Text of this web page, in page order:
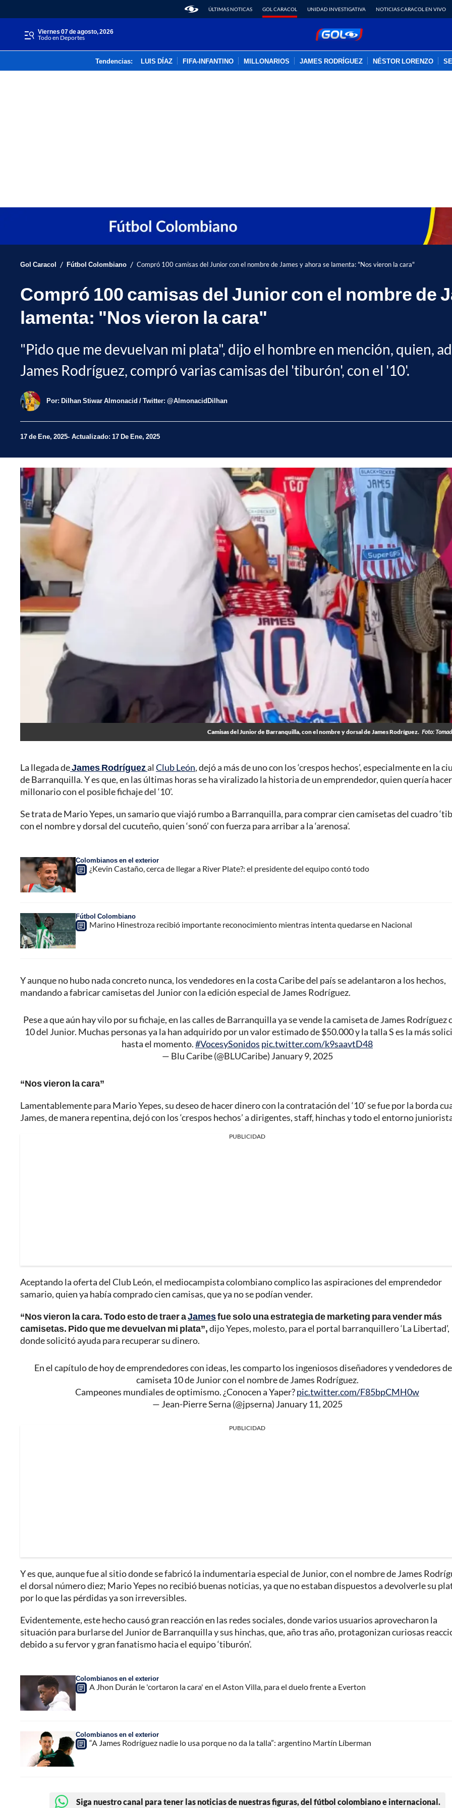
ÚLTIMAS NOTICAS GOL CARACOL UNIDAD INVESTIGATIVA NOTICIAS CARACOL EN VIVO
viernes 07 de agosto, 2026
Todo en Deportes
Tendencias: LUIS DÍAZ FIFA-INFANTINO MILLONARIOS JAMES RODRÍGUEZ NÉSTOR LORENZO
Gol Caracol / Fútbol Colombiano / Compró 100 camisas del Junior con el nombre de James y ahora se lamenta: "Nos vieron la cara"
Compró 100 camisas del Junior con el nombre de
lamenta: "Nos vieron la cara"
"Pido que me devuelvan mi plata", dijo el hombre en mención, quien,
James Rodríguez, compró varias camisas del 'tiburón', con el '10'.
Por: Dilhan Stiwar Almonacid / Twitter: @AlmonacidDilhan
17 de Ene, 2025 Actualizado: 17 De Ene, 2025
Camisas del Junior de Barranquilla, con el nombre y dorsal de James Rodríguez. Foto:
La llegada deJames Rodríguezal Club León, dejó a más de uno con los ‘crespos hechos’, especialmente en la
de Barranquilla. Y es que, en las últimas horas se ha viralizado la historia de un emprendedor, quien quería
millonario con el posible fichaje del ‘10’.
Se trata de Mario Yepes, un samario que viajó rumbo a Barranquilla, para comprar cien camisetas del cuadro
con el nombre y dorsal del cucuteño, quien ‘sonó’ con fuerza para arribar a la ‘arenosa’.
Colombianos en el exterior
¿Kevin Castaño, cerca de llegar a River Plate?: el presidente del equipo contó todo
Fútbol Colombiano
Marino Hinestroza recibió importante reconocimiento mientras intenta quedarse en Nacional
Y aunque no hubo nada concreto nunca, los vendedores en la costa Caribe del país se adelantaron a los hechos,
mandando a fabricar camisetas del Junior con la edición especial de James Rodríguez.
Pese a que aún hay vilo por su fichaje, en las calles de Barranquilla ya se vende la camiseta de James Rodríguez
10 del Junior. Muchas personas ya la han adquirido por un valor estimado de $50.000 y la talla S es la más
hasta el momento.#VocesySonidos pic.twitter.com/k9saavtD48
— Blu Caribe (@BLUCaribe) January 9, 2025
“Nos vieron la cara”
Lamentablemente para Mario Yepes, su deseo de hacer dinero con la contratación del ‘10’ se fue por la borda
James, de manera repentina, dejó con los ‘crespos hechos’ a dirigentes, staff, hinchas y todo el entorno
PUBLICIDAD
Aceptando la oferta del Club León, el mediocampista colombiano complico las aspiraciones del emprendedor
samario, quien ya había comprado cien camisas, que ya no se podían vender.
“Nos vieron la cara. Todo esto de traer aJamesfue solo una estrategia de marketing para vender más
camisetas. Pido que me devuelvan mi plata”,dijo Yepes, molesto, para el portal barranquillero ‘La Libertad’,
donde solicitó ayuda para recuperar su dinero.
En el capítulo de hoy de emprendedores con ideas, les comparto los ingeniosos diseñadores y vendedores
camiseta 10 de Junior con el nombre de James Rodríguez.
Campeones mundiales de optimismo. ¿Conocen a Yaper?pic.twitter.com/F85bpCMH0w
— Jean-Pierre Serna (@jpserna) January 11, 2025
PUBLICIDAD
Y es que, aunque fue al sitio donde se fabricó la indumentaria especial de Junior, con el nombre de James
el dorsal número diez; Mario Yepes no recibió buenas noticias, ya que no estaban dispuestos a devolverle su
por lo que las pérdidas ya son irreversibles.
Evidentemente, este hecho causó gran reacción en las redes sociales, donde varios usuarios aprovecharon la
situación para burlarse del Junior de Barranquilla y sus hinchas, que, año tras año, protagonizan curiosas
debido a su fervor y gran fanatismo hacia el equipo ‘tiburón’.
Colombianos en el exterior
A Jhon Durán le 'cortaron la cara' en el Aston Villa, para el duelo frente a Everton
Colombianos en el exterior
“A James Rodríguez nadie lo usa porque no da la talla”: argentino Martín Líberman
Siga nuestro canal para tener las noticias de nuestras figuras, del fútbol colombiano e internacional.